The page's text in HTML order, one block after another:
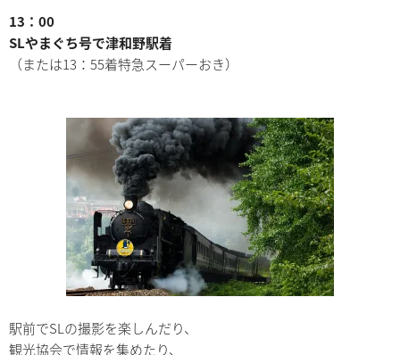
13：00
SLやまぐち号で津和野駅着
（または13：55着特急スーパーおき）
駅前でSLの撮影を楽しんだり、
観光協会で情報を集めたり、